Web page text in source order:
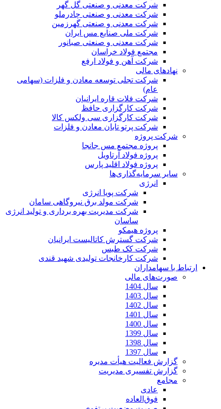
شرکت معدنی و صنعتی گل گهر
شرکت معدنی و صنعتی چادرملو
شرکت معدنی و صنعتی گهرزمین
شرکت ملی صنایع مس ایران
شرکت معدنی و صنعتی صبانور
مجتمع فولاد خراسان
شرکت آهن و فولاد ارفع
نهادهای مالی
شرکت تجلی توسعه معادن و فلزات (سهامی
عام)
شرکت فلات قاره ایرانیان
شرکت کارگزاری حافظ
شرکت کارگزاری سی ولکس کالا
شرکت پرتو تابان معادن و فلزات
شرکت پروژه
پروژه مجتمع مس جانجا
پروژه فولاد آرتاویل
پروژه فولاد اقلید پارس
سایر سرمایه‌گذاری‌ها
انرژی
شرکت پویا انرژی
شرکت مولد برق نیروگاهی سامان
شرکت مدیریت بهره برداری و تولید انرژی
ساسان
پروژه هیمکو
شرکت گسترش کاتالیست ایرانیان
شرکت کک طبس
شرکت کارخانجات تولیدی شهید قندی
ارتباط با سهامداران
صورت‌های مالی
سال 1404
سال 1403
سال 1402
سال 1401
سال 1400
سال 1399
سال 1398
سال 1397
گزارش فعالیت هیأت مدیره
گزارش تفسیری مدیریت
مجامع
عادی
فوق‌العاده